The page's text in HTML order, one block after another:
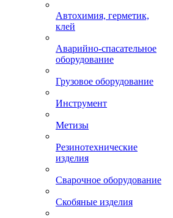
Автохимия, герметик,
клей
Аварийно-спасательное
оборудование
Грузовое оборудование
Инструмент
Метизы
Резинотехнические
изделия
Сварочное оборудование
Скобяные изделия